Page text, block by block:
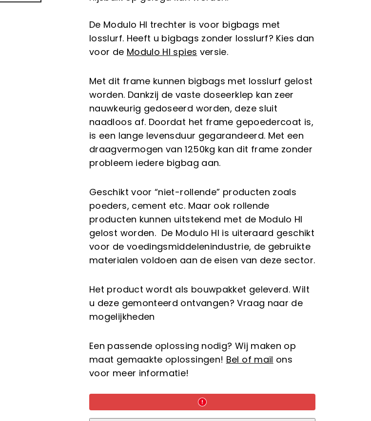
De Modulo HI trechter is voor bigbags met
losslurf. Heeft u bigbags zonder losslurf? Kies dan
voor de Modulo HI spies versie.
Met dit frame kunnen bigbags met losslurf gelost
worden. Dankzij de vaste doseerklep kan zeer
nauwkeurig gedoseerd worden, deze sluit
naadloos af. Doordat het frame gepoedercoat is,
is een lange levensduur gegarandeerd. Met een
draagvermogen van 1250kg kan dit frame zonder
probleem iedere bigbag aan.
Geschikt voor “niet-rollende” producten zoals
poeders, cement etc. Maar ook rollende
producten kunnen uitstekend met de Modulo HI
gelost worden. De Modulo HI is uiteraard geschikt
voor de voedingsmiddelenindustrie, de gebruikte
materialen voldoen aan de eisen van deze sector.
Het product wordt als bouwpakket geleverd. Wilt
u deze gemonteerd ontvangen? Vraag naar de
mogelijkheden
Een passende oplossing nodig? Wij maken op
maat gemaakte oplossingen! Bel of mail ons
voor meer informatie!